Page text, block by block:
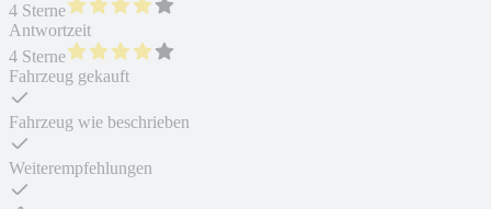
4 Sterne
Antwortzeit
4 Sterne
Fahrzeug gekauft
Fahrzeug wie beschrieben
Weiterempfehlungen